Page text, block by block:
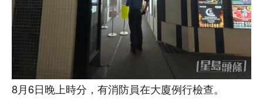
8月6日晚上時分，有消防員在大廈例行檢查。